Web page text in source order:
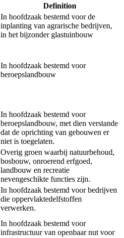
Definition
In hoofdzaak bestemd voor de
inplanting van agrarische bedrijven,
in het bijzonder glastuinbouw
In hoofdzaak bestemd voor
beroepslandbouw
In hoofdzaak bestemd voor
beroepslandbouw, met dien verstande
dat de oprichting van gebouwen er
niet is toegelaten.
Overig groen waarbij natuurbehoud,
bosbouw, onroerend erfgoed,
landbouw en recreatie
nevengeschikte functies zijn.
In hoofdzaak bestemd voor bedrijven
die oppervlaktedelfstoffen
verwerken.
In hoofdzaak bestemd voor
infrastructuur van openbaar nut voor